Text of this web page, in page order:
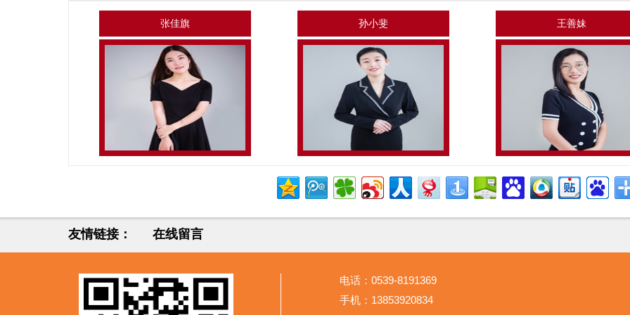
张佳旗 孙小斐 王善妹
友情链接： 在线留言
电话：0539-8191369
手机：13853920834